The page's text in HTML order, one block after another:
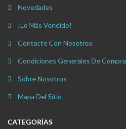
Novedades
¡Lo Más Vendido!
Contacte Con Nosotros
Condiciones Generales De Compra
Sobre Nosotros
Mapa Del Sitio
CATEGORÍAS